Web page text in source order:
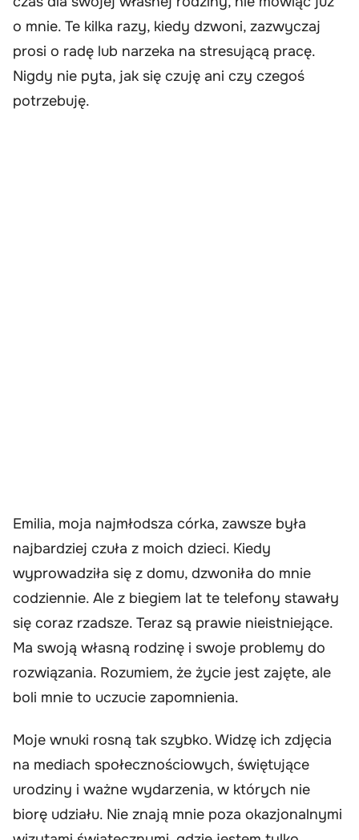
o mnie. Te kilka razy, kiedy dzwoni, zazwyczaj
prosi o radę lub narzeka na stresującą pracę.
Nigdy nie pyta, jak się czuję ani czy czegoś
potrzebuję.
Emilia, moja najmłodsza córka, zawsze była
najbardziej czuła z moich dzieci. Kiedy
wyprowadziła się z domu, dzwoniła do mnie
codziennie. Ale z biegiem lat te telefony stawały
się coraz rzadsze. Teraz są prawie nieistniejące.
Ma swoją własną rodzinę i swoje problemy do
rozwiązania. Rozumiem, że życie jest zajęte, ale
boli mnie to uczucie zapomnienia.
Moje wnuki rosną tak szybko. Widzę ich zdjęcia
na mediach społecznościowych, świętujące
urodziny i ważne wydarzenia, w których nie
biorę udziału. Nie znają mnie poza okazjonalnymi